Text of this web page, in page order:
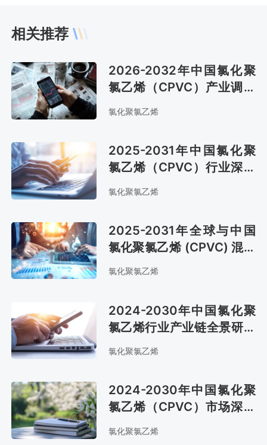
相关推荐
2026-2032年中国氯化聚
氯乙烯（CPVC）产业调研
及市场现状分析及预测报告
氯化聚氯乙烯
2025-2031年中国氯化聚
氯乙烯（CPVC）行业深度
调研与投资可行性报告
氯化聚氯乙烯
2025-2031年全球与中国
氯化聚氯乙烯 (CPVC) 混配
料市场全景调研与投资战略
报告
氯化聚氯乙烯
2024-2030年中国氯化聚
氯乙烯行业产业链全景研究
及市场前景评估报告
氯化聚氯乙烯
2024-2030年中国氯化聚
氯乙烯（CPVC）市场深度
调查与投资前景报告
氯化聚氯乙烯